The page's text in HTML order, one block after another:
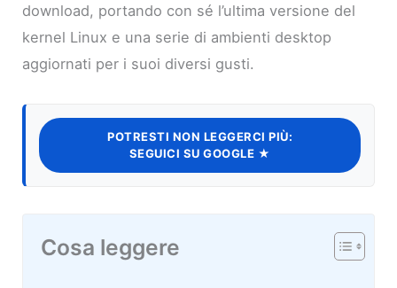
download, portando con sé l’ultima versione del
kernel Linux e una serie di ambienti desktop
aggiornati per i suoi diversi gusti.
POTRESTI NON LEGGERCI PIÙ:
SEGUICI SU GOOGLE ★
Cosa leggere